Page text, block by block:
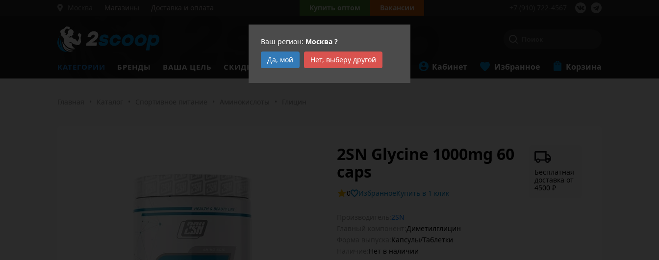
Ваш регион: Москва ?
Да, мой
Нет, выберу другой
Магазины Доставка и оплата Купить оптом Вакансии
КАТЕГОРИИ БРЕНДЫ ВАША ЦЕЛЬ СКИДКИ АКЦИИ Кабинет Избранное Корзина
2SN Glycine 1000mg 60
caps
0 Избранное Купить в 1 клик
Бесплатная
доставка от
4500 ₽
2SN
Диметилглицин
Капсулы/Таблетки
Нет в наличии